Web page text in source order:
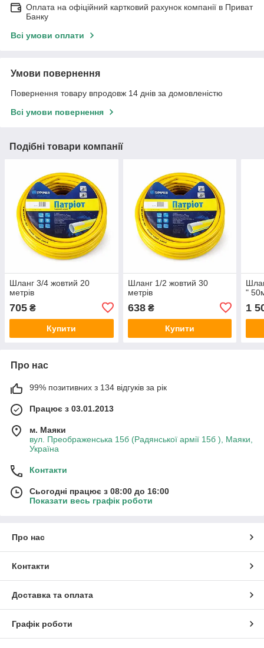
Оплата на офіційний картковий рахунок компанії в Приват
Банку
Всі умови оплати
Умови повернення
Повернення товару впродовж 14 днів за домовленістю
Всі умови повернення
Подібні товари компанії
Шланг 3/4 жовтий 20
метрів
705 ₴
Купити
Шланг 1/2 жовтий 30
метрів
638₴
Купити
"
1
Про нас
99% позитивних з 134 відгуків за рік
Працює з 03.01.2013
м. Маяки
вул. Преображенська 15б (Радянської армії 15б ), Маяки,
Україна
Контакти
Сьогодні працює з 08:00 до 16:00
Показати весь графік роботи
Про нас
Контакти
Доставка та оплата
Графік роботи